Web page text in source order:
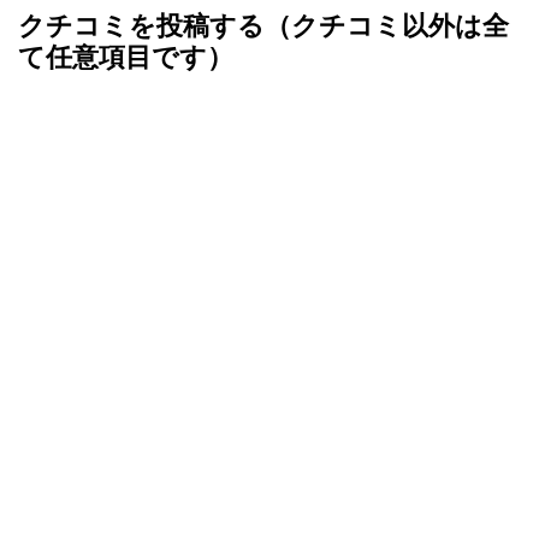
クチコミを投稿する（クチコミ以外は全
て任意項目です）